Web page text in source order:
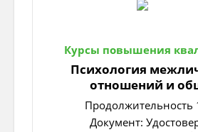
Тип урока: урок
Планируемый
Предметные умения и УУД
- Составление
14 – 12 OK
There are five major English-
countries …
Курсы повышения
Психология
отношений и
Продолжительность
Документ: